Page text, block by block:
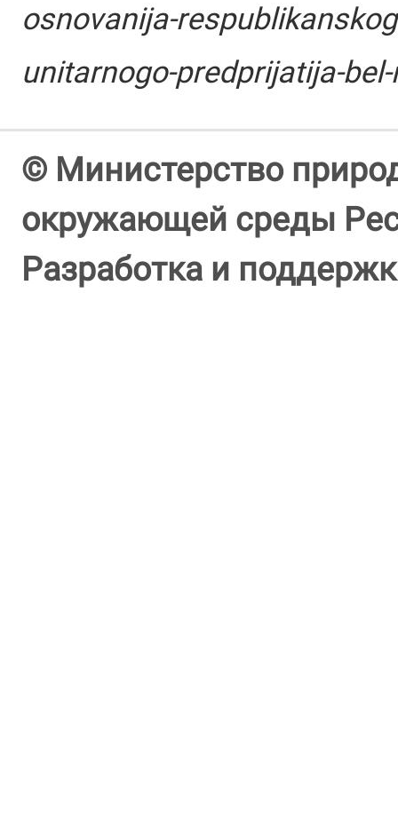
osnovanija-
unitarnogo-predprijatija-
© Министерство
окружающей среды
Разработка и